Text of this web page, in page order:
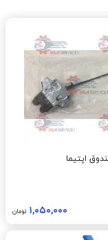
اپتيما
۱,۰۵۰,۰۰۰ تومان